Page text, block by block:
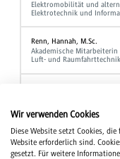
Elektromobilität und
Elektrotechnik und
Renn, Hannah, M.Sc.
Akademische Mitarbeiterin
Luft- und Raumfahrttechnik
Gleichbehandlungsmanager
Rieber, Jochen, Prof. Dr.
Professor
Wir verwenden Cookies
Diese Website setzt Cookies,
Website erforderlich sind.
gesetzt. Für weitere